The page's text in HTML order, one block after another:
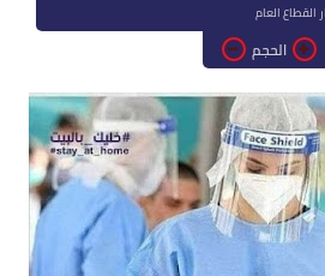
القطاع العام
الحجم